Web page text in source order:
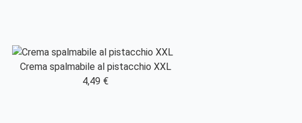
Crema spalmabile al pistacchio XXL
4,49 €